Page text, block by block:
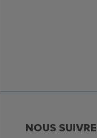
NOUS SUIVRE